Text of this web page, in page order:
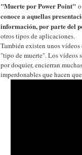
"Muerte por Power Point"
conoce a aquellas
información, por parte del
otros tipos de aplicaciones.
También existen unos
"tipo de muerte". Los vídeos
por doquier, encierran
imperdonables que hacen